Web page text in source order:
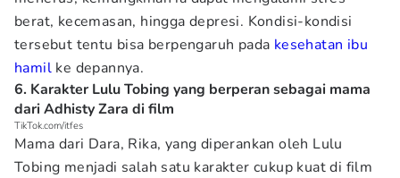
berat, kecemasan, hingga depresi. Kondisi-kondisi
tersebut tentu bisa berpengaruh pada kesehatan ibu
hamil ke depannya.
6. Karakter Lulu Tobing yang berperan sebagai mama
dari Adhisty Zara di film
TikTok.com/itfes
Mama dari Dara, Rika, yang diperankan oleh Lulu
Tobing menjadi salah satu karakter cukup kuat di film